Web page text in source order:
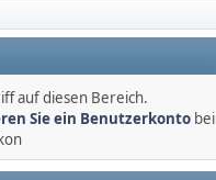
auf diesen Bereich.
Sie ein Benutzerkontobei